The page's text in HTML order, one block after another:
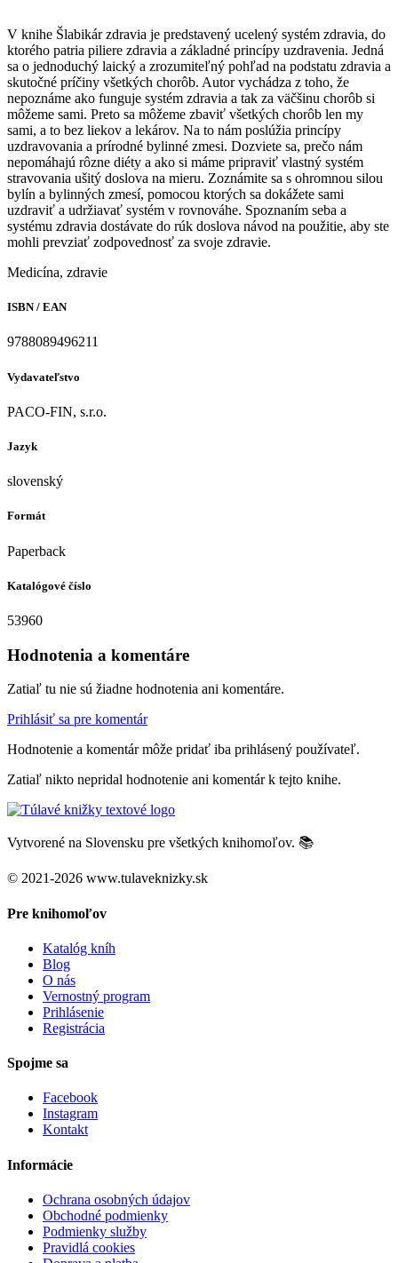
V knihe Šlabikár zdravia je predstavený ucelený systém zdravia, do
ktorého patria piliere zdravia a základné princípy uzdravenia. Jedná
sa o jednoduchý laický a zrozumiteľný pohľad na podstatu zdravia a
skutočné príčiny všetkých chorôb. Autor vychádza z toho, že
nepoznáme ako funguje systém zdravia a tak za väčšinu chorôb si
môžeme sami. Preto sa môžeme zbaviť všetkých chorôb len my
sami, a to bez liekov a lekárov. Na to nám poslúžia princípy
uzdravovania a prírodné bylinné zmesi. Dozviete sa, prečo nám
nepomáhajú rôzne diéty a ako si máme pripraviť vlastný systém
stravovania ušitý doslova na mieru. Zoznámite sa s ohromnou silou
bylín a bylinných zmesí, pomocou ktorých sa dokážete sami
uzdraviť a udržiavať systém v rovnováhe. Spoznaním seba a
systému zdravia dostávate do rúk doslova návod na použitie, aby ste
mohli prevziať zodpovednosť za svoje zdravie.
Medicína, zdravie
ISBN / EAN
9788089496211
Vydavateľstvo
PACO-FIN, s.r.o.
Jazyk
slovenský
Formát
Paperback
Katalógové číslo
53960
Hodnotenia a komentáre
Zatiaľ tu nie sú žiadne hodnotenia ani komentáre.
Prihlásiť sa pre komentár
Hodnotenie a komentár môže pridať iba prihlásený používateľ.
Zatiaľ nikto nepridal hodnotenie ani komentár k tejto knihe.
Vytvorené na Slovensku pre všetkých knihomoľov. 📚
© 2021-2026 www.tulaveknizky.sk
Pre knihomoľov
Katalóg kníh
Blog
O nás
Vernostný program
Prihlásenie
Registrácia
Spojme sa
Facebook
Instagram
Kontakt
Informácie
Ochrana osobných údajov
Obchodné podmienky
Podmienky služby
Pravidlá cookies